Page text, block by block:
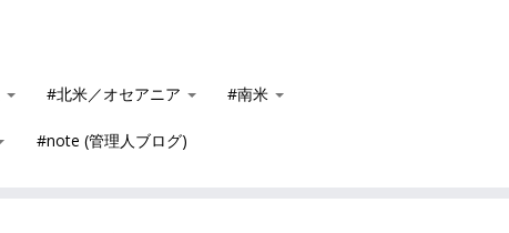
#北米／オセアニア #南米
#note (管理人ブログ)